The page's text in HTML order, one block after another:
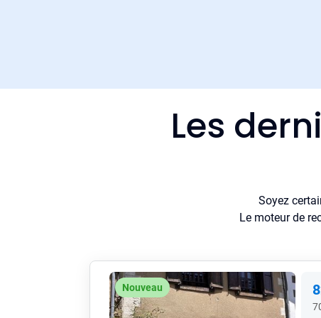
Les
Soyez
Le moteur de
Nouveau